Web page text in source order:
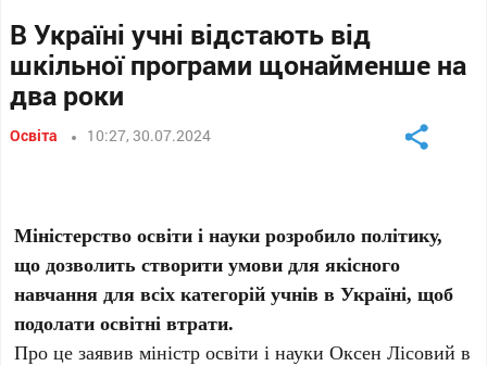
В Україні учні відстають від
шкільної програми щонайменше на
два роки
Освіта 10:27, 30.07.2024
Міністерство освіти і науки розробило політику,
що дозволить створити умови для якісного
навчання для всіх категорій учнів в Україні, щоб
подолати освітні втрати.
Про це заявив міністр освіти і науки Оксен Лісовий в